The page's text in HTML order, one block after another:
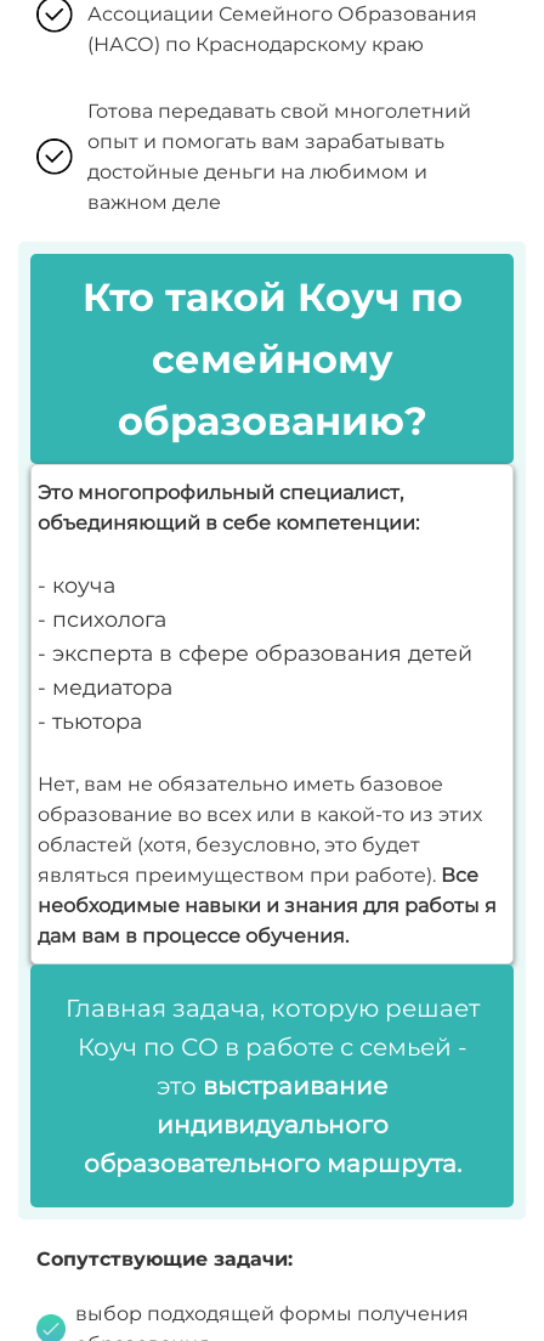
Ассоциации Семейного Образования
(НАСО) по Краснодарскому краю
Готова передавать свой многолетний
опыт и помогать вам зарабатывать
достойные деньги на любимом и
важном деле
Кто такой Коуч по
семейному
образованию?
Это многопрофильный специалист,
объединяющий в себе компетенции:
- коуча
- психолога
- эксперта в сфере образования детей
- медиатора
- тьютора
Нет, вам не обязательно иметь базовое
образование во всех или в какой-то из этих
областей (хотя, безусловно, это будет
являться преимуществом при работе). Все
необходимые навыки и знания для работы я
дам вам в процессе обучения.
Главная задача, которую решает
Коуч по СО в работе с семьей -
это выстраивание
индивидуального
образовательного маршрута.
Сопутствующие задачи:
выбор подходящей формы получения